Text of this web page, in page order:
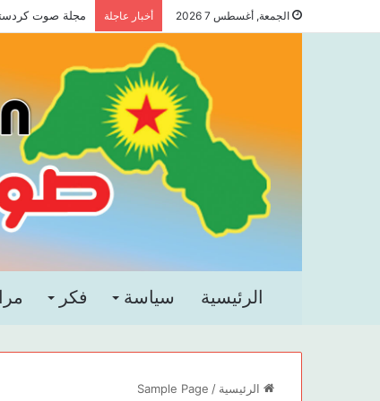
الجمعة, أغسطس 7 2026 أخبار عاجلة مجلة صوت كردستان
الرئيسية سياسة فكر
الرئيسية /
Sample Page